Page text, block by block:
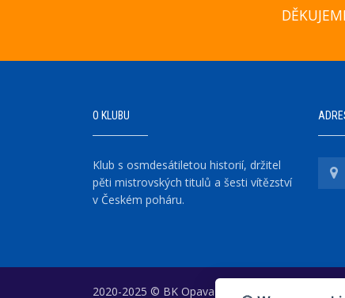
O KLUBU
Klub s osmdesátiletou historií, držitel
pěti mistrovských titulů a šesti vítězství
v Českém poháru.
2020-2025 © BK Opava